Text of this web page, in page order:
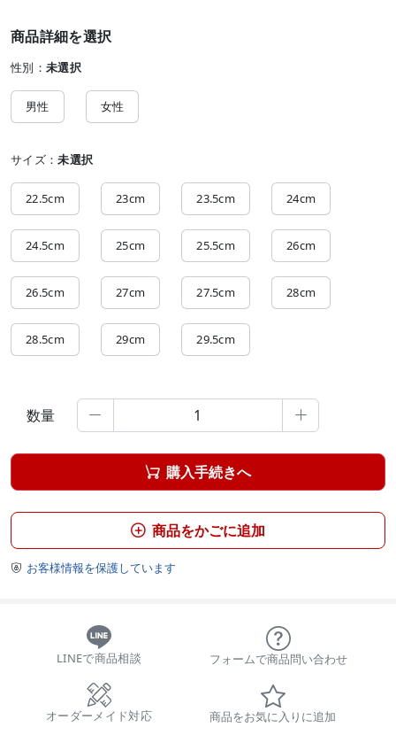
商品詳細を選択
性別： 未選択
男性 女性
サイズ：未選択
22.5cm 23cm 23.5cm 24cm
24.5cm 25cm 25.5cm 26cm
26.5cm 27cm 27.5cm 28cm
28.5cm 29cm 29.5cm
数量  
 購入手続きへ
 商品をかごに追加
 お客様情報を保護しています
LINEで商品相談 フォームで商品問い合わせ
オーダーメイド対応 商品をお気に入りに追加